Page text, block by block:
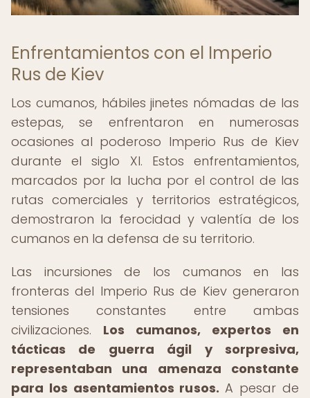
Enfrentamientos con el Imperio
Rus de Kiev
Los cumanos, hábiles jinetes nómadas de las
estepas, se enfrentaron en numerosas
ocasiones al poderoso Imperio Rus de Kiev
durante el siglo XI. Estos enfrentamientos,
marcados por la lucha por el control de las
rutas comerciales y territorios estratégicos,
demostraron la ferocidad y valentía de los
cumanos en la defensa de su territorio.
Las incursiones de los cumanos en las
fronteras del Imperio Rus de Kiev generaron
tensiones constantes entre ambas
civilizaciones. Los cumanos, expertos en
tácticas de guerra ágil y sorpresiva,
representaban una amenaza constante
para los asentamientos rusos. A pesar de